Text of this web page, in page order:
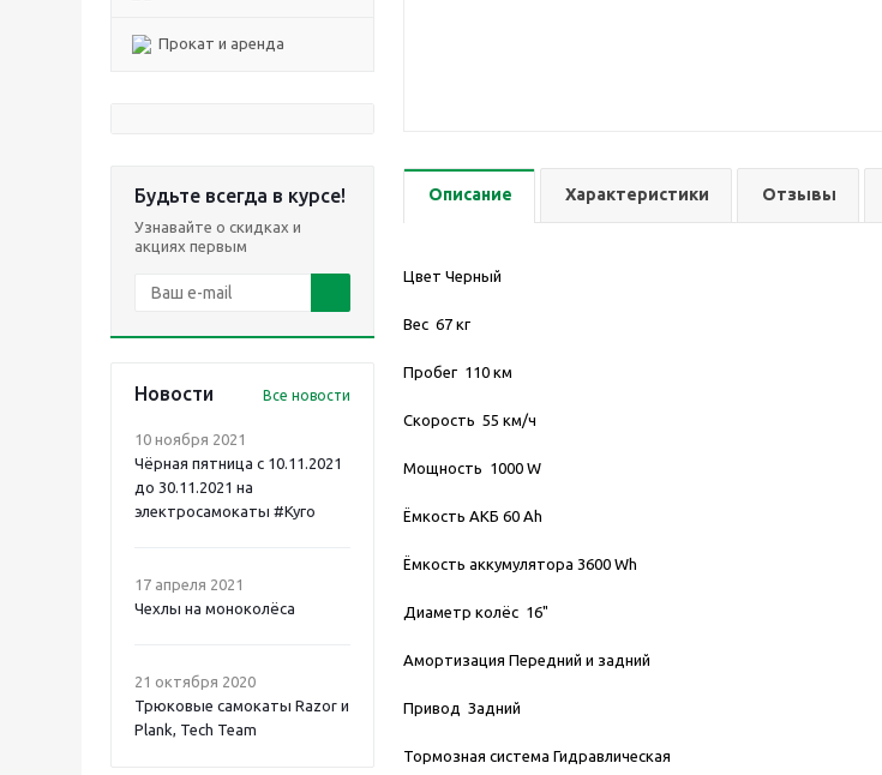
Прокат и аренда
Будьте всегда в курсе!
Узнавайте о скидках и
акциях первым
Новости Все новости
10 ноября 2021
Чёрная пятница с 10.11.2021
до 30.11.2021 на
электросамокаты #Куго
17 апреля 2021
Чехлы на моноколёса
21 октября 2020
Трюковые самокаты Razor и
Plank, Tech Team
Описание Характеристики Отзывы
Цвет Черный
Вес 67 кг
Пробег 110 км
Скорость 55 км/ч
Мощность 1000 W
Ёмкость АКБ 60 Ah
Ёмкость аккумулятора 3600 Wh
Диаметр колёс 16"
Амортизация Передний и задний
Привод Задний
Тормозная система Гидравлическая